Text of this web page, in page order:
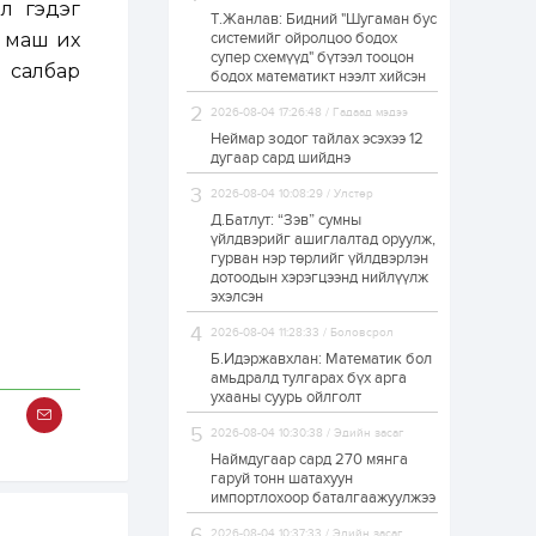
гэдэг
маш их
Н.Номтойбаяр:
Аймгуудад
тулгамдаж буй
асуудлуудыг долоо
хоног бүр Засгийн
газрын...
21 цаг 0
УИХ-ын дарга
С.Бямбацогт төрийг
төлөөлөн Сутай
хайрхны тэнгэрийг
тахих төрийн
тахилгад оролцлоо
21 цаг 2 0
“Хотын дарга сонсож
дугаарыг
наймдугаар сарын
22 цаг 0
“Чингис хаан” олон
руу нийтийн тээврийн
автобус 24 цагаар
үйлчилж байна
1 өдөр 1 0
Т.Жанлав: Бидний "Шугаман бус
системийг ойролцоо бодох
супер схемүүд" бүтээл тооцон
бодох математикт нээлт хийсэн
2026-08-04 17:26:48 / Гадаад мэдээ
Неймар зодог тайлах эсэхээ 12
дугаар сард шийднэ
2026-08-04 10:08:29 / Улстөр
Д.Батлут: “Зэв” сумны
үйлдвэрийг ашиглалтад оруулж,
гурван нэр төрлийг үйлдвэрлэн
дотоодын хэрэгцээнд нийлүүлж
эхэлсэн
2026-08-04 11:28:33 / Боловсрол
Б.Идэржавхлан: Математик бол
амьдралд тулгарах бүх арга
ухааны суурь ойлголт
2026-08-04 10:30:38 / Эдийн засаг
Наймдугаар сард 270 мянга
гаруй тонн шатахуун
импортлохоор баталгаажуулжээ